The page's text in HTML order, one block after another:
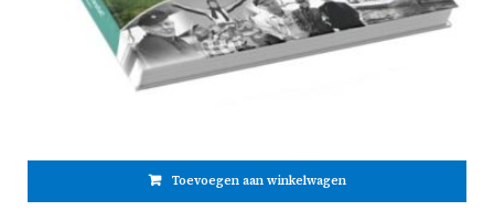
Toevoegen aan winkelwagen